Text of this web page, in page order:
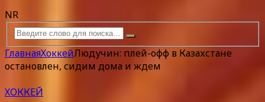
NR
ГлавнаяХоккейЛюдучин: плей-офф в Казахстане
остановлен, сидим дома и ждем
ХОККЕЙ